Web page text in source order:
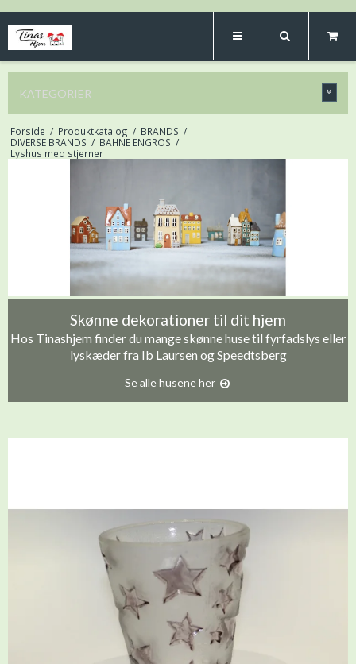
KATEGORIER
Forside / Produktkatalog / BRANDS /
DIVERSE BRANDS / BAHNE ENGROS /
Lyshus med stjerner
Skønne dekorationer til dit hjem
Hos Tinashjem finder du mange skønne huse til fyrfadslys eller
lyskæder fra Ib Laursen og Speedtsberg
Se alle husene her